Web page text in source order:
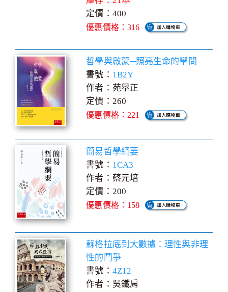
定價：400
優惠價格：316
哲學與啟蒙─照亮生命的學問
書號： 1B2Y
作者：苑舉正
定價：260
優惠價格：221
簡易哲學綱要
書號： 1CA3
作者：蔡元培
定價：200
優惠價格：158
蘇格拉底到大數據：理性與非理
性的鬥爭
書號： 4Z12
作者：吳鐵肩